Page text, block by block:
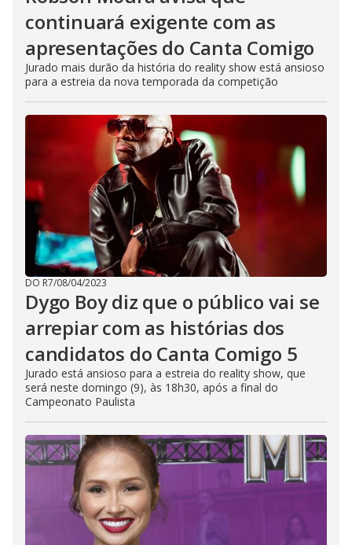
continuará exigente com as
apresentações do Canta Comigo
Jurado mais durão da história do reality show está ansioso
para a estreia da nova temporada da competição
DO R7/08/04/2023
Dygo Boy diz que o público vai se
arrepiar com as histórias dos
candidatos do Canta Comigo 5
Jurado está ansioso para a estreia do reality show, que
será neste domingo (9), às 18h30, após a final do
Campeonato Paulista